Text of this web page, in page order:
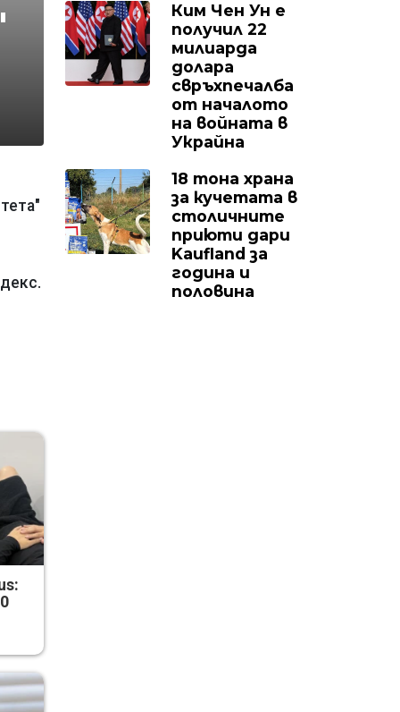
Ким Чен Ун е
получил 22
милиарда
долара
свръхпечалба
от началото
на войната в
Украйна
18 тона храна
за кучетата в
столичните
приюти дари
Kaufland за
година и
половина